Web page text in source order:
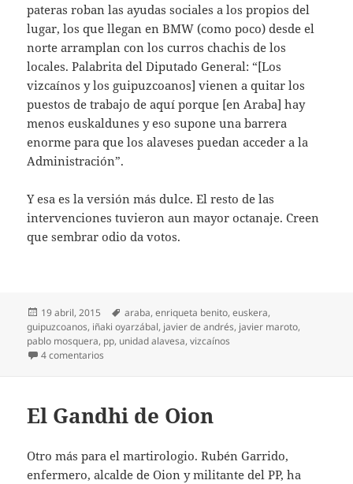
pateras roban las ayudas sociales a los propios del
lugar, los que llegan en BMW (como poco) desde el
norte arramplan con los curros chachis de los
locales. Palabrita del Diputado General: “[Los
vizcaínos y los guipuzcoanos] vienen a quitar los
puestos de trabajo de aquí porque [en Araba] hay
menos euskaldunes y eso supone una barrera
enorme para que los alaveses puedan acceder a la
Administración”.
Y esa es la versión más dulce. El resto de las
intervenciones tuvieron aun mayor octanaje. Creen
que sembrar odio da votos.
Publicado
el
19 abril, 2015 Etiquetas
araba,enriqueta benito,euskera,
guipuzcoanos, iñaki oyarzábal, javier de andrés, javier maroto,
pablo mosquera, pp, unidad alavesa,vizcaínos
4 comentarios
El Gandhi de Oion
Otro más para el martirologio. Rubén Garrido,
enfermero, alcalde de Oion y militante del PP, ha